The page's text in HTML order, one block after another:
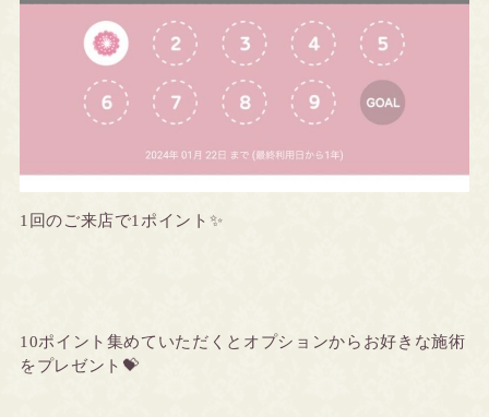
1回のご来店で1ポイント✨
10ポイント集めていただくとオプションからお好きな施術
をプレゼント💝